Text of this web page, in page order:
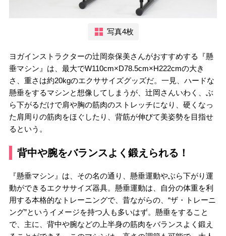
写真4枚
ヨガインストラクターの辻岡奈保美さんがおすすめする『懸
垂マシン』は、最大でW110cm×D78.5cm×H222cmの大き
さ、重さは約20kgのエクササイズグッズだ。一見、ハードな
懸垂をするマシンと想像してしまうが、辻岡さんいわく、ぶ
ら下がるだけで肩や胸の筋肉のストレッチになり、硬くなっ
た肩周りの筋肉をほぐしたり、背筋が伸びて美姿勢を目指せ
るという。
背中や腕をバランスよく鍛えられる！
『懸垂マシン』は、その名の通り、懸垂運動やぶら下がり運
動ができるエクササイズ器具。懸垂運動は、自分の体重を利
用する本格的なトレーニングで、昔ながらの、“ザ・トレーニ
ング”というイメージを持つ人も多いはず。懸垂をすること
で、主に、背中や腕などの上半身の筋肉をバランスよく鍛え